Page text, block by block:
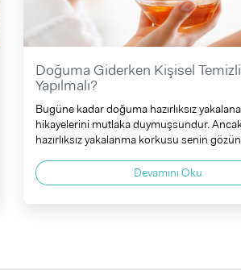
Doğuma Giderken Kişisel
Yapılmalı?
Bugüne kadar doğuma hazırlıksız
hikayelerini mutlaka duymuşsundur.
hazırlıksız yakalanma korkusu senin
Devamını Oku